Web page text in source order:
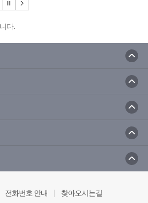
다.
전화번호 안내
찾아오시는길